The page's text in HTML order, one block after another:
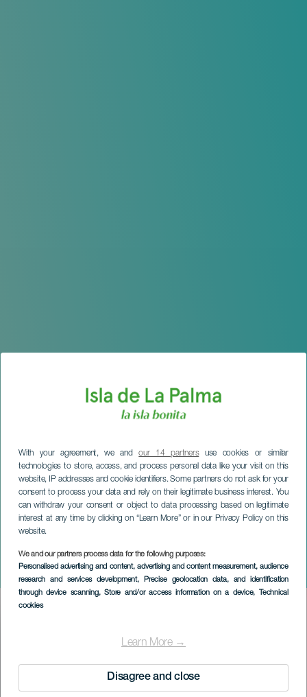
With your agreement, we andour 14 partnersuse cookies or similar
technologies to store, access, and process personal data like your visit on this
website, IP addresses and cookie identifiers. Some partners do not ask for your
consent to process your data and rely on their legitimate business interest. You
can withdraw your consent or object to data processing based on legitimate
interest at any time by clicking on “Learn More” or in our Privacy Policy on this
website.
We and our partners process data for the following purposes:
Personalised advertising and content, advertising and content measurement, audience
research and services development, Precise geolocation data, and identification
through device scanning, Store and/or access information on a device, Technical
cookies
Learn More →
Disagree and close
Miesiąc sera
LA PALMA
Imagen